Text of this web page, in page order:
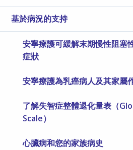
基於病況的支持
安寧療護可緩解末期慢性阻塞
症狀
安寧療護為乳癌病人及其家屬
了解失智症整體退化量表（
Scale）
心臟病和您的家族病史